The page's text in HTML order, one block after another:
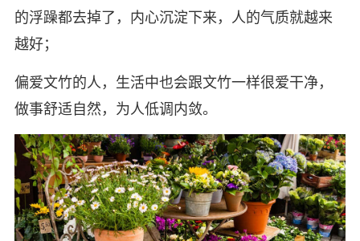
的浮躁都去掉了，内心沉淀下来，人的气质就越来
越好；
偏爱文竹的人，生活中也会跟文竹一样很爱干净，
做事舒适自然，为人低调内敛。